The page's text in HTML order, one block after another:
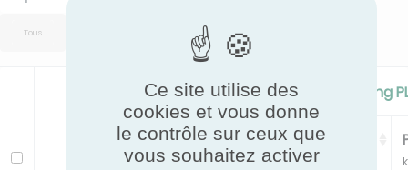
Tous
Modèle
Standard Cooling/Cooling
Pc
kW
EER
Ce site utilise des
cookies et vous donne
le contrôle sur ceux que
vous souhaitez activer